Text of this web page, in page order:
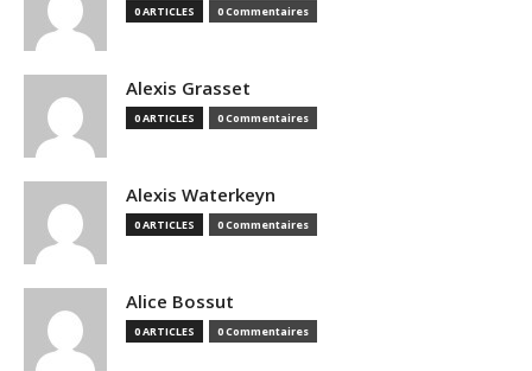
0 ARTICLES 0 Commentaires
Alexis Grasset
0 ARTICLES 0 Commentaires
Alexis Waterkeyn
0 ARTICLES 0 Commentaires
Alice Bossut
0 ARTICLES 0 Commentaires